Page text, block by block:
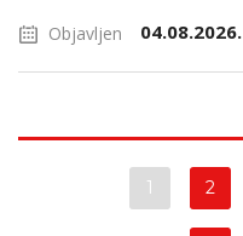
Objavljen 04.08.2026.
1 2